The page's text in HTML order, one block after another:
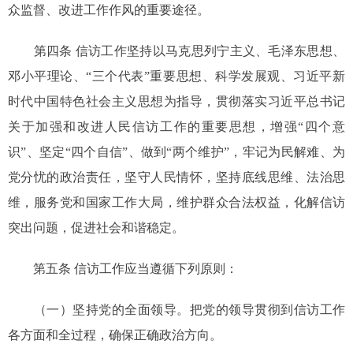
众监督、改进工作作风的重要途径。
第四条 信访工作坚持以马克思列宁主义、毛泽东思想、
邓小平理论、“三个代表”重要思想、科学发展观、习近平新
时代中国特色社会主义思想为指导，贯彻落实习近平总书记
关于加强和改进人民信访工作的重要思想，增强“四个意
识”、坚定“四个自信”、做到“两个维护”，牢记为民解难、为
党分忧的政治责任，坚守人民情怀，坚持底线思维、法治思
维，服务党和国家工作大局，维护群众合法权益，化解信访
突出问题，促进社会和谐稳定。
第五条 信访工作应当遵循下列原则：
（一）坚持党的全面领导。把党的领导贯彻到信访工作
各方面和全过程，确保正确政治方向。